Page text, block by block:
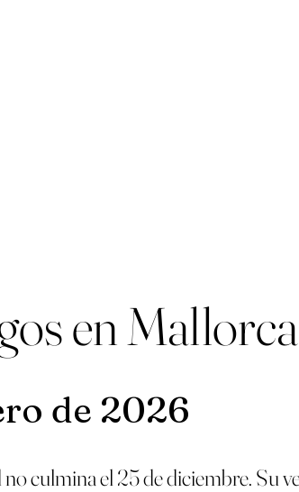
en Mallorca
de 2026
culmina el 25 de diciembre. Su